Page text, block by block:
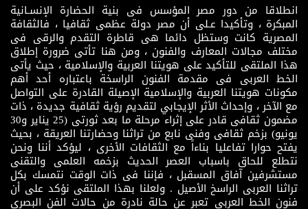
انطلاقا من دور مصر المؤسس فى بنية الحضارة الإنسـانية
المبكرة ، وتأكيدا عـلى أن مصر دولة عظمى ثقافيا ، فالثقافة
المصرية كانت وستظل دائما هى قاطرة التقدم والرقى فى
مختلف مجالات المعارف والفنون ، ومن هنا تأتى ضرورة إطلاق
هذا الملتقى للتأكيد على هويتنا العربية والإسلامية ، حيث يأتى
الخط العربى فى مقدمة الفنون الراسخة باعتباره أحد أهم
مكونات هويتنا العربية والإسلامية الإصيلة القادرة على التواصل
مع الآخر ، وإحداث الأثر الإيجابي لتقديم رؤية ثقافية جديدة ، ذات
مضمون ثقافى قادر على إثراء مرحلة ما بعد ثورتى (25 يناير و30
يونيو) بزخم ثقافى وفنى نابع من تراثنا وحضارتنا العريقة ، بحيث
يفتح حوارا تفاعليا بناءاً مع الثقافات الأخرى ، ليؤكد أننا ونحن
نتطلع للحاق باسباب العصر الحديث بزخمه العلمى والتقنى
مستشرفين آفاق المسقبل ، فإننا فى ذات الوقت نتمسك بكل
تراثنا العربى الراسخ الأصيل . ولعلنا بهذا الملتقى نؤكد على أن
فنون الخط العربى تعبر عن حالة نادرة من حالات الفن البصرى